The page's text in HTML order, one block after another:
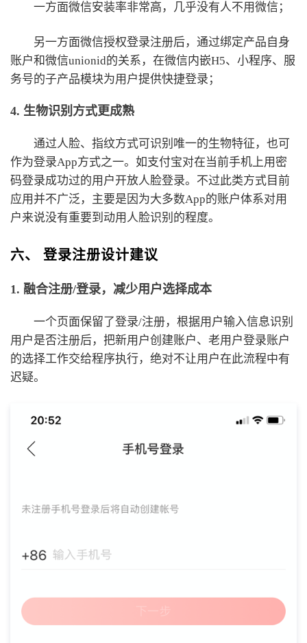
一方面微信安装率非常高，几乎没有人不用微信；
另一方面微信授权登录注册后，通过绑定产品自身
账户和微信unionid的关系，在微信内嵌H5、小程序、服
务号的子产品模块为用户提供快捷登录；
4. 生物识别方式更成熟
通过人脸、指纹方式可识别唯一的生物特征，也可
作为登录App方式之一。如支付宝对在当前手机上用密
码登录成功过的用户开放人脸登录。不过此类方式目前
应用并不广泛，主要是因为大多数App的账户体系对用
户来说没有重要到动用人脸识别的程度。
六、 登录注册设计建议
1. 融合注册/登录，减少用户选择成本
一个页面保留了登录/注册，根据用户输入信息识别
用户是否注册后，把新用户创建账户、老用户登录账户
的选择工作交给程序执行，绝对不让用户在此流程中有
迟疑。